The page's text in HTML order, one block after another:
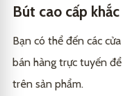
Bút cao cấp
Bạn có thể đến các
bán hàng trực tuyến
trên sản phẩm.